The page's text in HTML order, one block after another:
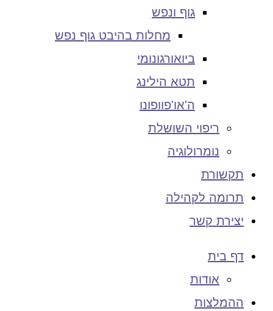
גוף ונפש
מחלות בהיבט גוף נפש
ביואורגונומי
תטא הילינג
ה'או'פוופונו
ריפוי השושלת
נומרולוגיה
תקשורת
תרומה לקהילה
יצירת קשר
דף בית
אודות
ההמלצות